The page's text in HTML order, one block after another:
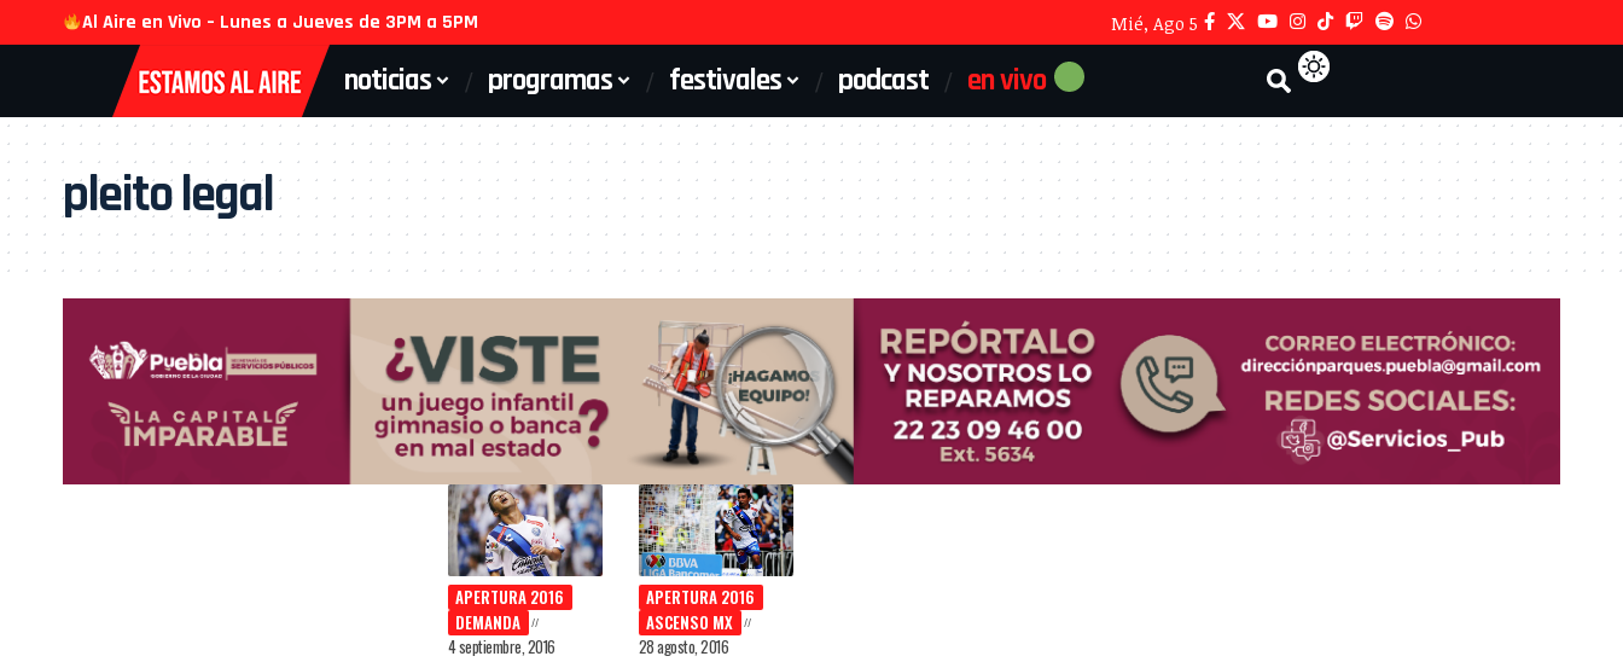
Al Aire en Vivo – Lunes a Jueves de 3PM a 5PM Mié, Ago 5
noticias programas festivales podcast en vivo
pleito legal
APERTURA 2016
DEMANDA
4 septiembre, 2016
APERTURA 2016
ASCENSO MX
28 agosto, 2016